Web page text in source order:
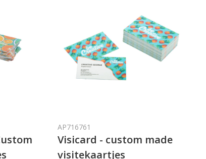
AP716761
Visicard - custom made
visitekaartjes